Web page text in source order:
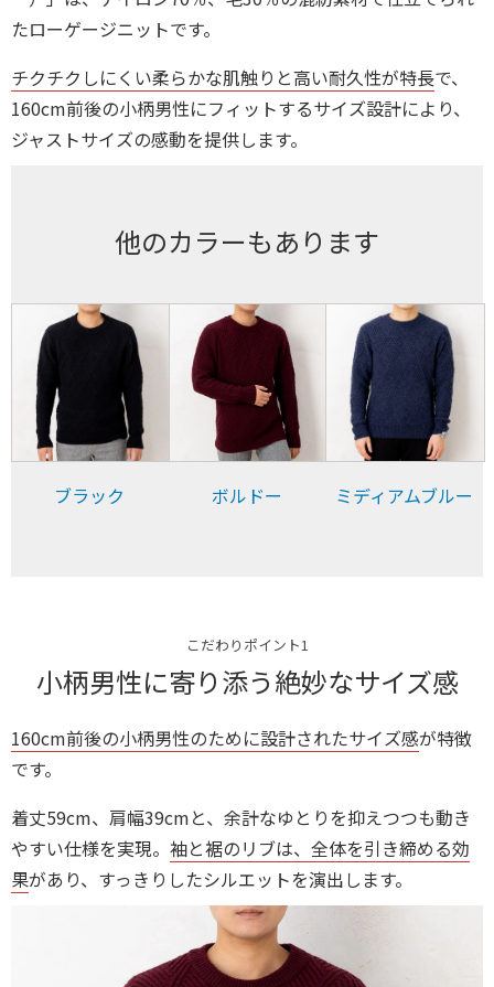
たローゲージニットです。
チクチクしにくい柔らかな肌触りと高い耐久性が特長で、
160cm前後の小柄男性にフィットするサイズ設計により、
ジャストサイズの感動を提供します。
他のカラーもあります
ブラック ボルドー ミディアムブルー
こだわりポイント1
小柄男性に寄り添う絶妙なサイズ感
160cm前後の小柄男性のために設計されたサイズ感が特徴
です。
着丈59cm、肩幅39cmと、余計なゆとりを抑えつつも動き
やすい仕様を実現。 袖と裾のリブは、全体を引き締める効
果があり、すっきりしたシルエットを演出します。